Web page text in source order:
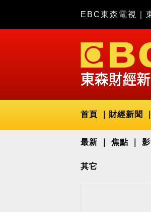
EBC東森電視
首頁 財經新聞
最新 焦點
其它